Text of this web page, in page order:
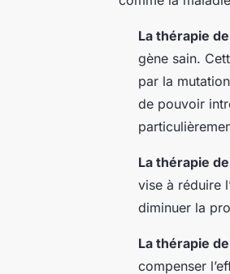
La thérapie
gène sain.
par la
de pouvoir
La thérapie
vise à réduire
diminuer la
La thérapie
compenser